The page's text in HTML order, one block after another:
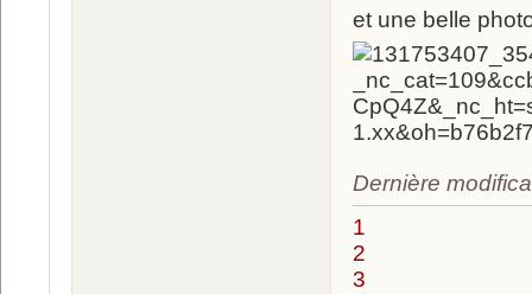
et une belle
Dernière
1
2
3